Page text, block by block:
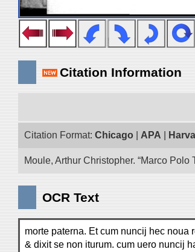
Citation Information
Citation Format: Chicago APA
Moule, Arthur Christopher. “Marco
OCR Text
morte paterna. Et cum nuncij hec noua
& dixit se non iturum. cum uero nuncij